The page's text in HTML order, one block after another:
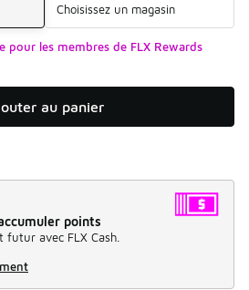
Choisissez un magasin
pour les membres de FLX Rewards
au panier
points
futur avec FLX Cash.